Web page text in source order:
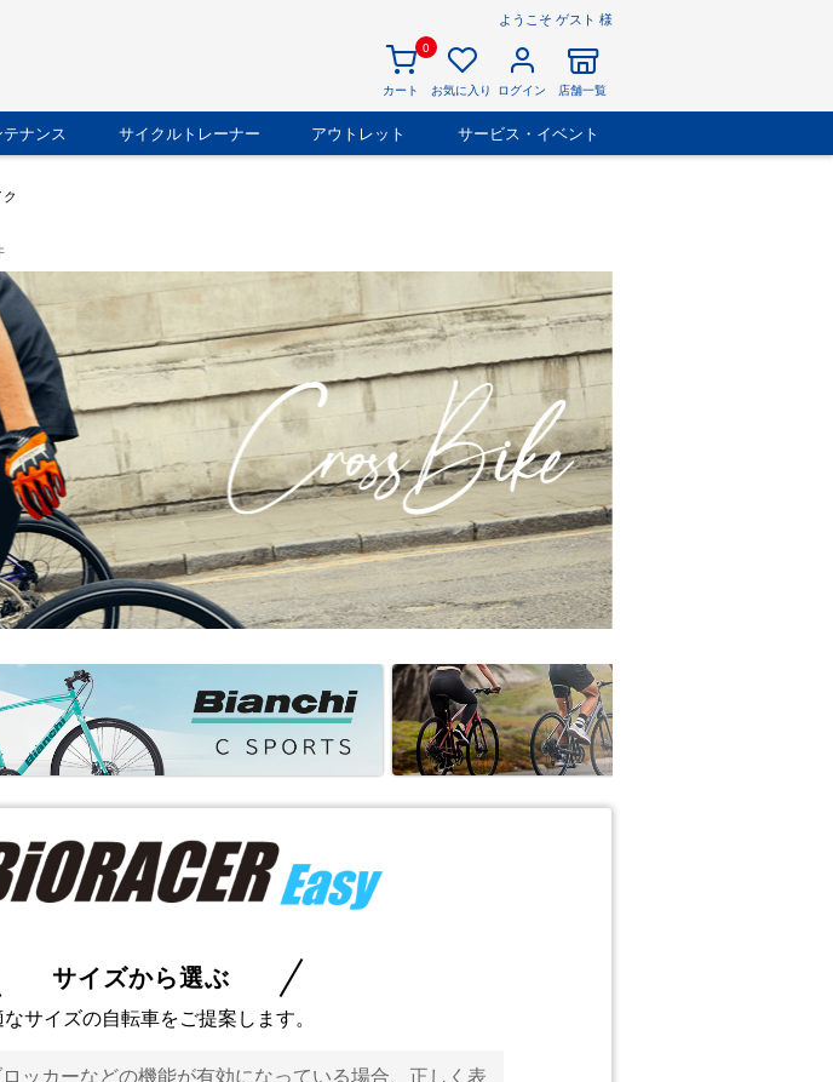
ようこそ ゲスト 様
0
カート お気に入り ログイン 店舗一覧
テナンス サイクルトレーナー アウトレット サービス・イベント
サイズから選ぶ
サイズの自転車をご提案します。
ッカーなどの機能が有効になっている場合、正しく表